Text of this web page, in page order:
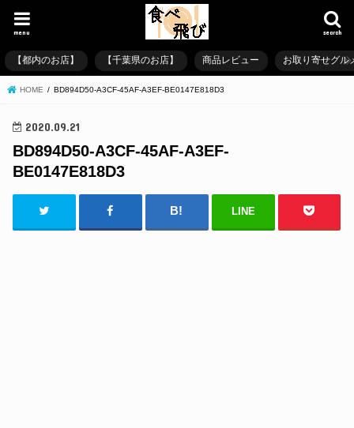
search
menu
【都内のお店】 【千葉県のお店】 商品レビュー お取り寄せグル
HOME BD894D50-A3CF-45AF-A3EF-BE0147E818D3
2020.09.21
BD894D50-A3CF-45AF-A3EF-
BE0147E818D3
LINE